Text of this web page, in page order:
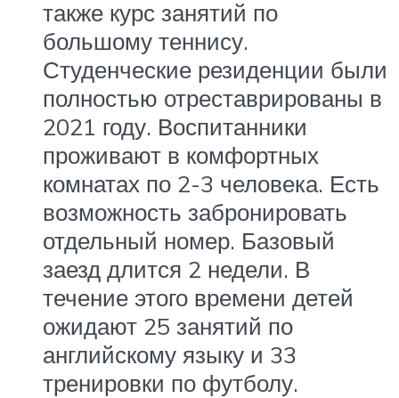
также курс занятий по
большому теннису.
Студенческие резиденции были
полностью отреставрированы в
2021 году. Воспитанники
проживают в комфортных
комнатах по 2-3 человека. Есть
возможность забронировать
отдельный номер. Базовый
заезд длится 2 недели. В
течение этого времени детей
ожидают 25 занятий по
английскому языку и 33
тренировки по футболу.